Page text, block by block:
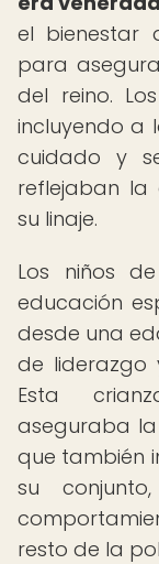
el bienestar
para
del reino.
incluyendo a
cuidado y
reflejaban
su linaje.
Los niños
educación
desde una
de liderazgo
Esta
aseguraba la
que también
su
resto de la